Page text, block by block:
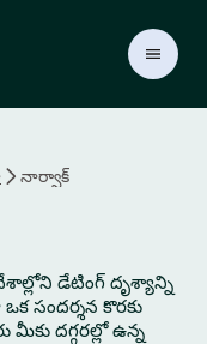
నార్వాక్
డేటింగ్ దృశ్యాన్ని
సందర్శన కొరకు
దగ్గరల్లో ఉన్న